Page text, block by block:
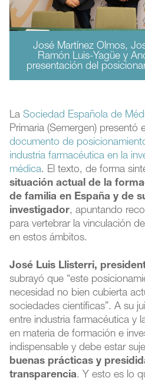
José Martínez Olmos,
Ramón Luis-Yagüe y
presentación del
LaSociedad Española de
Primaria (Semergen) presentó
documento de
industria farmacéutica en la
médica. El texto, de forma
situación actual de la
de familia en España y de
investigador, apuntando
para vertebrar la vinculación
en estos ámbitos.
José Luis Llisterri,
subrayó que “este
necesidad no bien cubierta
sociedades científicas”. A su
entre industria farmacéutica y
en materia de formación e
indispensable y debe estar
buenas prácticas y
transparencia. Y esto es lo